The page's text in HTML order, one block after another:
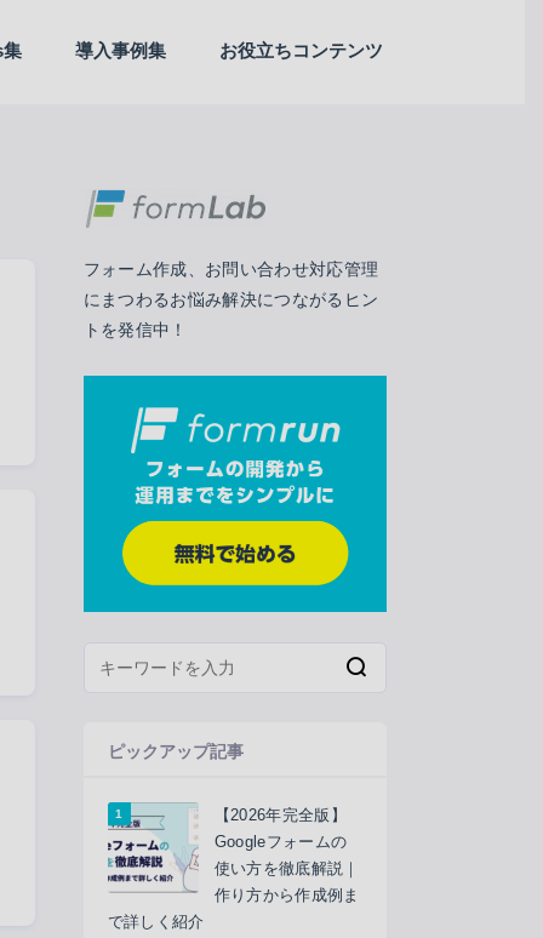
導入事例集 お役立ちコンテンツ
フォーム作成、お問い合わせ対応管理
にまつわるお悩み解決につながるヒン
トを発信中！
ピックアップ記事
【2026年完全版】
Googleフォームの
使い方を徹底解説｜
作り方から作成例ま
で詳しく紹介